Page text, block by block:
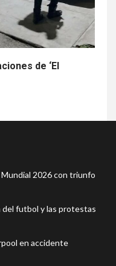
de ‘El
Mundial 2026 con triunfo
del futbol y las protestas
en accidente